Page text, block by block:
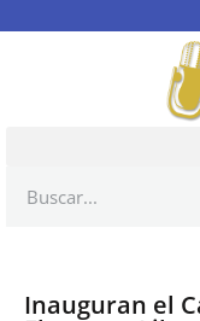
Inauguran el